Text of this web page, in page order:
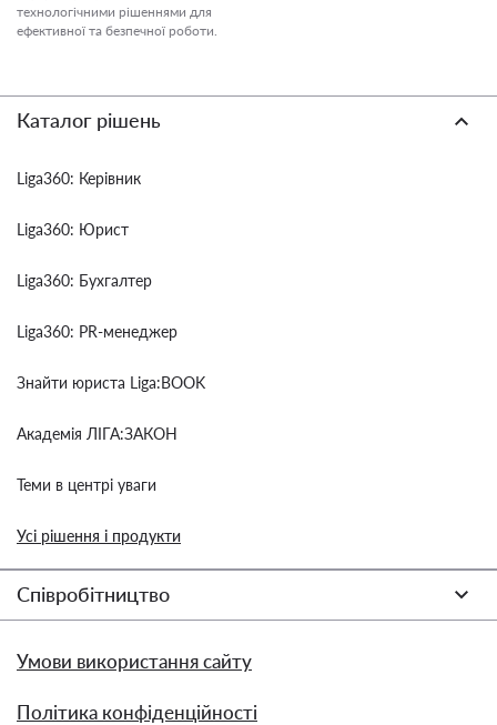
технологічними рішеннями для
ефективної та безпечної роботи.
Каталог рішень
Liga360: Керівник
Liga360: Юрист
Liga360: Бухгалтер
Liga360: PR-менеджер
Знайти юриста Liga:BOOK
Академія ЛІГА:ЗАКОН
Теми в центрі уваги
Усі рішення і продукти
Співробітництво
Умови використання сайту
Політика конфіденційності